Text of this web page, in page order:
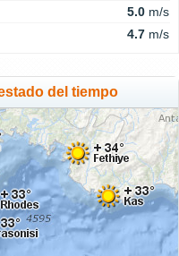
5.0 m/s
4.7 m/s
del tiempo